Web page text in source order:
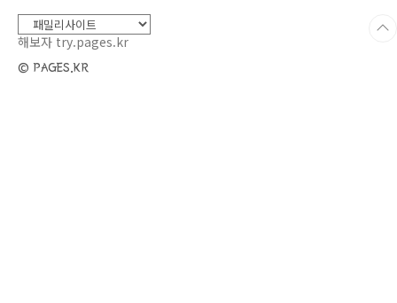
질환 예방에 효과적입니다.2. 항산화 작용올리브
오일에는 폴리페놀과 비타민 E가 함유되어 있어
강력..
해보자 try.pages.kr
© PAGES.KR